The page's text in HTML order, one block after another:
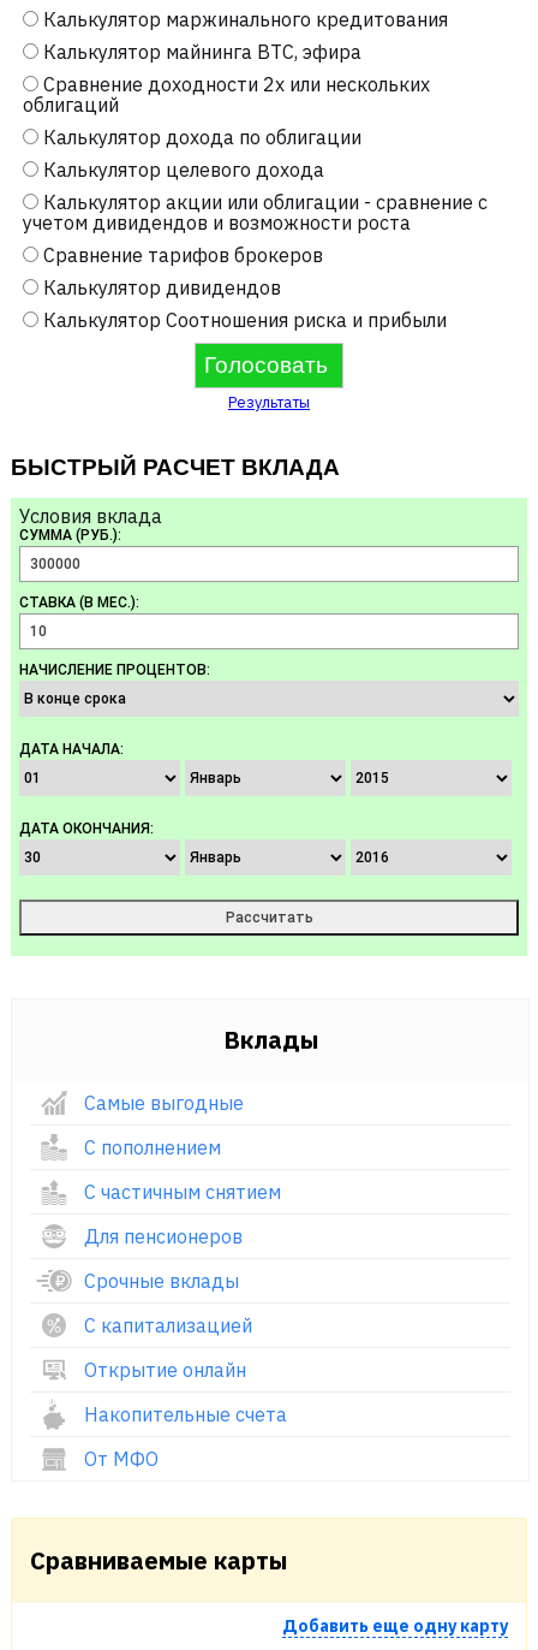
Калькулятор маржинального кредитования
Калькулятор майнинга BTC, эфира
Сравнение доходности 2х или нескольких
облигаций
Калькулятор дохода по облигации
Калькулятор целевого дохода
Калькулятор акции или облигации - сравнение с
учетом дивидендов и возможности роста
Сравнение тарифов брокеров
Калькулятор дивидендов
Калькулятор Соотношения риска и прибыли
Результаты
БЫСТРЫЙ РАСЧЕТ ВКЛАДА
Условия вклада
СУММА (РУБ.):
СТАВКА (В МЕС.):
НАЧИСЛЕНИЕ ПРОЦЕНТОВ:
ДАТА НАЧАЛА:
ДАТА ОКОНЧАНИЯ:
Вклады
Самые выгодные
С пополнением
С частичным снятием
Для пенсионеров
Срочные вклады
С капитализацией
Открытие онлайн
Накопительные счета
От МФО
Сравниваемые карты
Добавить еще одну карту